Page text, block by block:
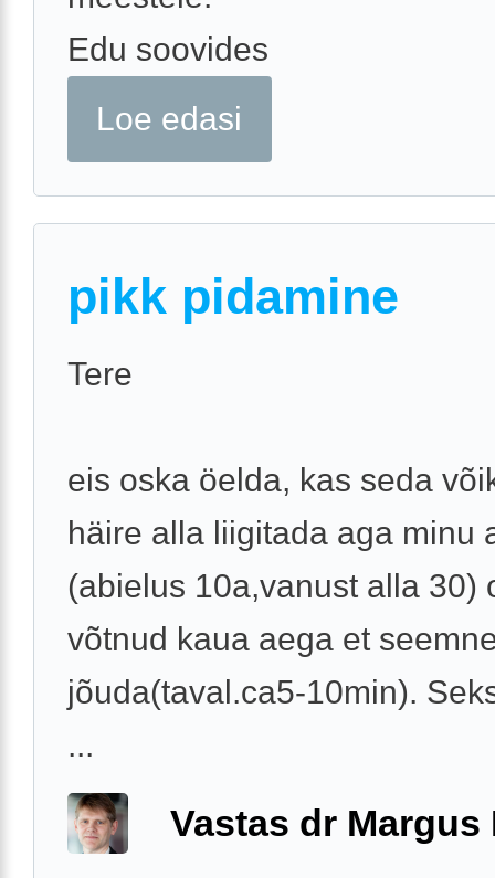
Edu soovides
Loe edasi
pikk pidamine
Tere
eis oska öelda, kas seda
häire alla liigitada aga minu
(abielus 10a,vanust alla 30)
võtnud kaua aega et
jõuda(taval.ca5-10min).
...
Vastas dr Margus